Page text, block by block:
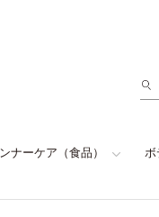
ナーケア（食品） ボ